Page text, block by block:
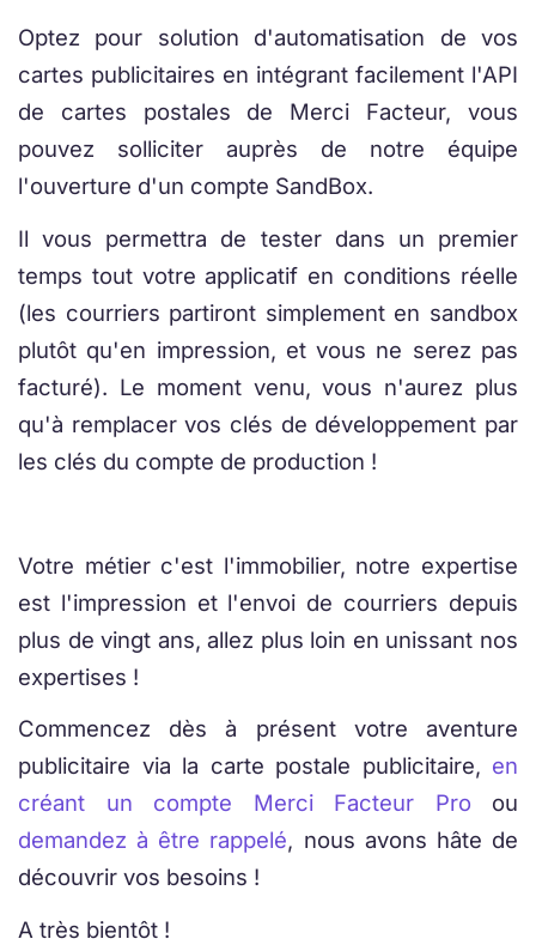
Optez pour solution d'automatisation de vos
cartes publicitaires en intégrant facilement l'API
de cartes postales de Merci Facteur, vous
pouvez solliciter auprès de notre équipe
l'ouverture d'un compte SandBox.
Il vous permettra de tester dans un premier
temps tout votre applicatif en conditions réelle
(les courriers partiront simplement en sandbox
plutôt qu'en impression, et vous ne serez pas
facturé). Le moment venu, vous n'aurez plus
qu'à remplacer vos clés de développement par
les clés du compte de production !
Votre métier c'est l'immobilier, notre expertise
est l'impression et l'envoi de courriers depuis
plus de vingt ans, allez plus loin en unissant nos
expertises !
Commencez dès à présent votre aventure
publicitaire via la carte postale publicitaire, en
créant un compte Merci Facteur Pro ou
demandez à être rappelé, nous avons hâte de
découvrir vos besoins !
A très bientôt !